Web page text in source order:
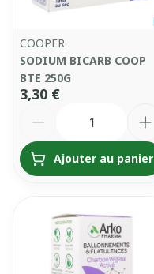
COOPER
SODIUM BICARB COOP
BTE 250G
3,30 €
Ajouter au panier